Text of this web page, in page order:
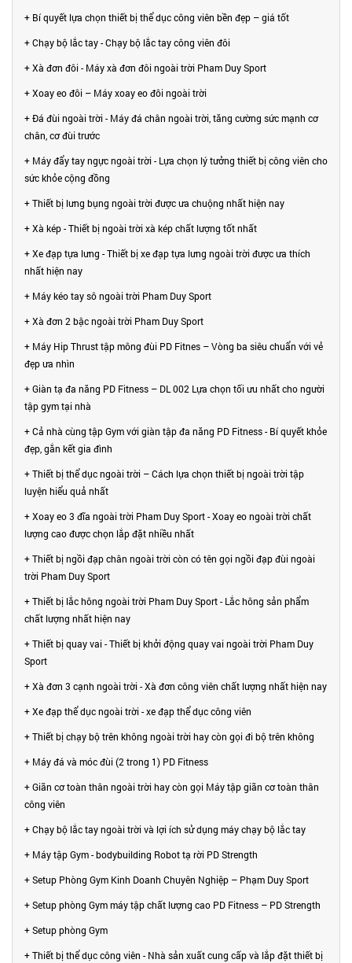
+ Bí quyết lựa chọn thiết bị thể dục công viên bền đẹp – giá tốt
+ Chạy bộ lắc tay - Chạy bộ lắc tay công viên đôi
+ Xà đơn đôi - Máy xà đơn đôi ngoài trời Pham Duy Sport
+ Xoay eo đôi – Máy xoay eo đôi ngoài trời
+ Đá đùi ngoài trời - Máy đá chân ngoài trời, tăng cường sức mạnh cơ
chân, cơ đùi trước
+ Máy đẩy tay ngực ngoài trời - Lựa chọn lý tưởng thiết bị công viên cho
sức khỏe cộng đồng
+ Thiết bị lưng bụng ngoài trời được ưa chuộng nhất hiện nay
+ Xà kép - Thiết bị ngoài trời xà kép chất lượng tốt nhất
+ Xe đạp tựa lưng - Thiết bị xe đạp tựa lưng ngoài trời được ưa thích
nhất hiện nay
+ Máy kéo tay sô ngoài trời Pham Duy Sport
+ Xà đơn 2 bậc ngoài trời Pham Duy Sport
+ Máy Hip Thrust tập mông đùi PD Fitnes – Vòng ba siêu chuẩn với vẻ
đẹp ưa nhìn
+ Giàn tạ đa năng PD Fitness – DL 002 Lựa chọn tối ưu nhất cho người
tập gym tại nhà
+ Cả nhà cùng tập Gym với giàn tập đa năng PD Fitness - Bí quyết khỏe
đẹp, gắn kết gia đình
+ Thiết bị thể dục ngoài trời – Cách lựa chọn thiết bị ngoài trời tập
luyện hiểu quả nhất
+ Xoay eo 3 đĩa ngoài trời Pham Duy Sport - Xoay eo ngoài trời chất
lượng cao được chọn lắp đặt nhiều nhất
+ Thiết bị ngồi đạp chân ngoài trời còn có tên gọi ngồi đạp đùi ngoài
trời Pham Duy Sport
+ Thiết bị lắc hông ngoài trời Pham Duy Sport - Lắc hông sản phẩm
chất lượng nhất hiện nay
+ Thiết bị quay vai - Thiết bị khởi động quay vai ngoài trời Pham Duy
Sport
+ Xà đơn 3 cạnh ngoài trời - Xà đơn công viên chất lượng nhất hiện nay
+ Xe đạp thể dục ngoài trời - xe đạp thể dục công viên
+ Thiết bị chạy bộ trên không ngoài trời hay còn gọi đi bộ trên không
+ Máy đá và móc đùi (2 trong 1) PD Fitness
+ Giãn cơ toàn thân ngoài trời hay còn gọi Máy tập giãn cơ toàn thân
công viên
+ Chạy bộ lắc tay ngoài trời và lợi ích sử dụng máy chạy bộ lắc tay
+ Máy tập Gym - bodybuilding Robot tạ rời PD Strength
+ Setup Phòng Gym Kinh Doanh Chuyên Nghiệp – Phạm Duy Sport
+ Setup phòng Gym máy tập chất lượng cao PD Fitness – PD Strength
+ Setup phòng Gym
+ Thiết bị thể dục công viên - Nhà sản xuất cung cấp và lắp đặt thiết bị